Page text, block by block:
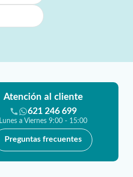
Atención al cliente
621 246 699
Lunes a Viernes 9:00 - 15:00
Preguntas frecuentes